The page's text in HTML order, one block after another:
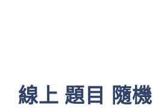
線上 題目 隨機